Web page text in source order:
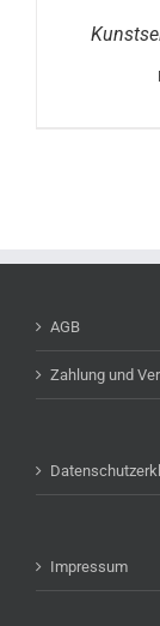
AGB
Zahlung und
Impressum